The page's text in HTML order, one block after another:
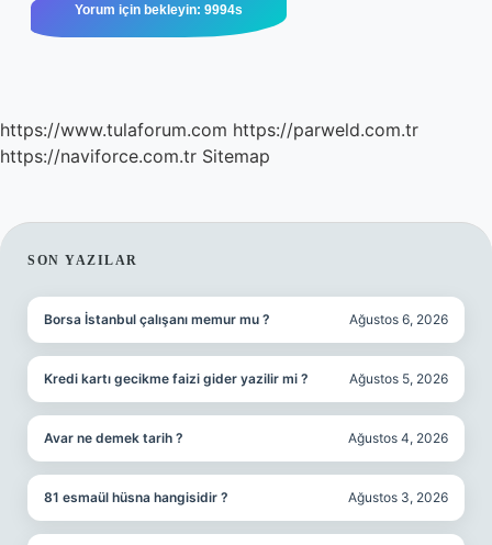
https://www.tulaforum.com https://parweld.com.tr
https://naviforce.com.tr Sitemap
SIDEBAR
SON YAZILAR
Borsa İstanbul çalışanı memur mu ? Ağustos 6, 2026
Kredi kartı gecikme faizi gider yazilir mi ? Ağustos 5, 2026
Avar ne demek tarih ? Ağustos 4, 2026
81 esmaül hüsna hangisidir ? Ağustos 3, 2026